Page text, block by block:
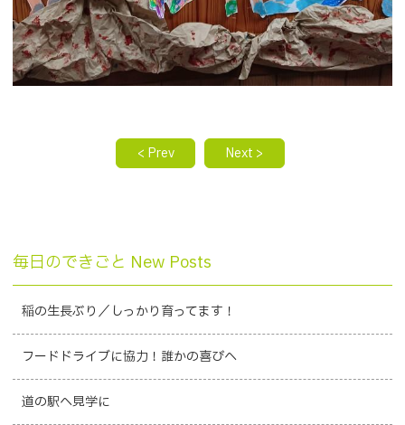
< Prev Next >
毎日のできごと New Posts
稲の生長ぶり／しっかり育ってます！
フードドライブに協力！誰かの喜びへ
道の駅へ見学に